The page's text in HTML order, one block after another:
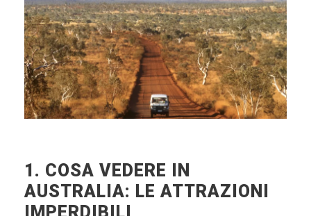
1. COSA VEDERE IN
AUSTRALIA: LE ATTRAZIONI
IMPERDIBILI